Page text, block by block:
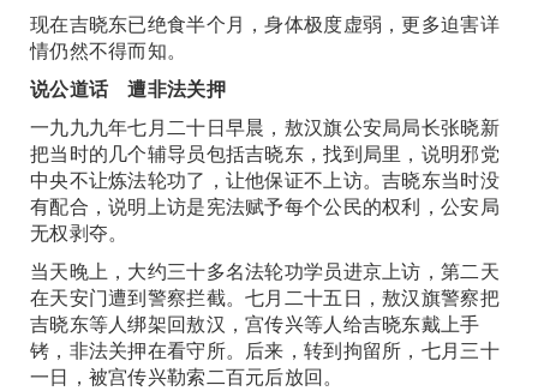
现在吉晓东已绝食半个月，身体极度虚弱，更多迫害详
情仍然不得而知。
说公道话 遭非法关押
一九九九年七月二十日早晨，敖汉旗公安局局长张晓新
把当时的几个辅导员包括吉晓东，找到局里，说明邪党
中央不让炼法轮功了，让他保证不上访。吉晓东当时没
有配合，说明上访是宪法赋予每个公民的权利，公安局
无权剥夺。
当天晚上，大约三十多名法轮功学员进京上访，第二天
在天安门遭到警察拦截。七月二十五日，敖汉旗警察把
吉晓东等人绑架回敖汉，宫传兴等人给吉晓东戴上手
铐，非法关押在看守所。后来，转到拘留所，七月三十
一日，被宫传兴勒索二百元后放回。